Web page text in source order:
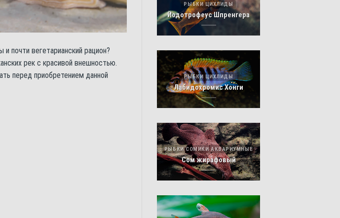
почти вегетарианский рацион?
рек с красивой внешностью.
перед приобретением данной
РЫБКИ ЦИХЛИДЫ
Йодотрофеус Шпренгера
РЫБКИ ЦИХЛИДЫ
Лабидохромис Хонги
РЫБКИ СОМИКИ АКВАРИУМНЫЕ
Сом жирафовый